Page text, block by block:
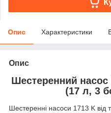
Опис Характеристики
Опис
Шестеренний
(17 л, 3
Шестеренні насоси 1713 K від